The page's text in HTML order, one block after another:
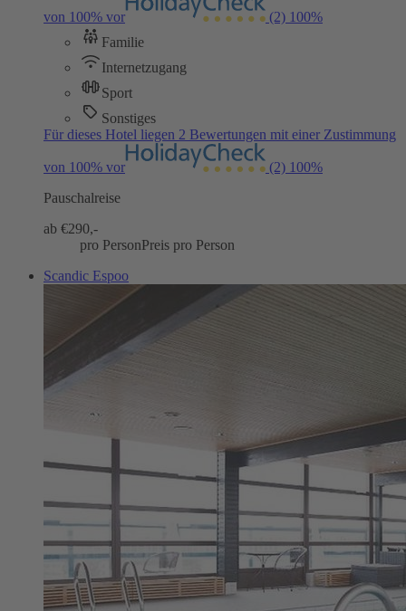
von 100% vor (2) 100%
Familie
Internetzugang
Sport
Sonstiges
Für dieses Hotel liegen 2 Bewertungen mit einer Zustimmung
von 100% vor (2) 100%
Pauschalreise
ab €290,-
pro PersonPreis pro Person
Scandic Espoo